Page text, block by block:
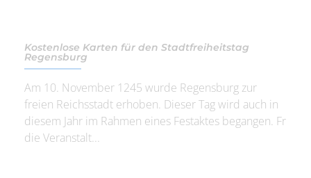
Kostenlose Karten für den Stadtfreiheitstag
Regensburg
Am 10. November 1245 wurde Regensburg zur
freien Reichsstadt erhoben. Dieser Tag wird auch in
diesem Jahr im Rahmen eines Festaktes begangen. Fr
die Veranstalt...